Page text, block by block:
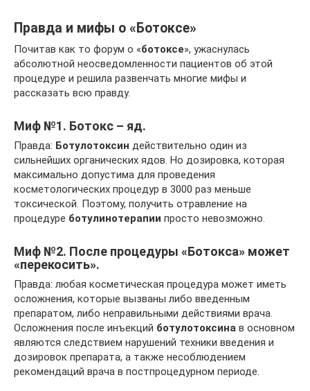
Правда и мифы о «Ботоксе»
Почитав как то форум о «ботоксе», ужаснулась
абсолютной неосведомленности пациентов об этой
процедуре и решила развенчать многие мифы и
рассказать всю правду.
Миф №1. Ботокс – яд.
Правда: Ботулотоксин действительно один из
сильнейших органических ядов. Но дозировка, которая
максимально допустима для проведения
косметологических процедур в 3000 раз меньше
токсической. Поэтому, получить отравление на
процедуре ботулинотерапии просто невозможно.
Миф №2. После процедуры «Ботокса» может
«перекосить».
Правда: любая косметическая процедура может иметь
осложнения, которые вызваны либо введенным
препаратом, либо неправильными действиями врача.
Осложнения после инъекций ботулотоксина в основном
являются следствием нарушений техники введения и
дозировок препарата, а также несоблюдением
рекомендаций врача в постпроцедурном периоде.